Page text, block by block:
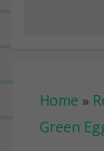
Home »
Green